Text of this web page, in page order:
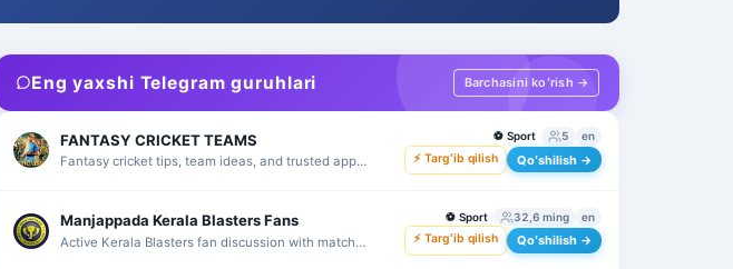
Eng yaxshi Telegram guruhlari Barchasini koʻrish →
FANTASY CRICKET TEAMS
Fantasy cricket tips, team ideas, and trusted app
⚽ Sport 5 en
⚡ Targʻib qilish Qoʻshilish →
Manjappada Kerala Blasters Fans
Active Kerala Blasters fan discussion with match
⚽ Sport 32,6 ming en
⚡ Targʻib qilish Qoʻshilish →